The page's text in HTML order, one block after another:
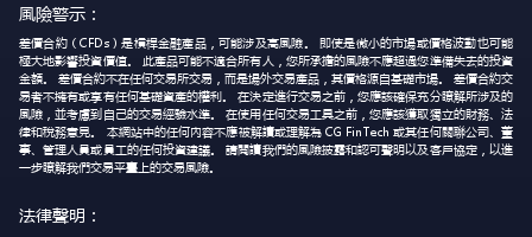
風險警示：
差價合約（CFDs）是槓桿金融產品，可能涉及高風險。 即使是微小的市場或價格波動也可能
極大地影響投資價值。 此產品可能不適合所有人，您所承擔的風險不應超過您準備失去的投資
金額。 差價合約不在任何交易所交易，而是場外交易產品，其價格源自基礎市場。 差價合約交
易者不擁有或享有任何基礎資產的權利。 在決定進行交易之前，您應該確保充分瞭解所涉及的
風險，並考慮到自己的交易經驗水準。 在使用任何交易工具之前，您應該獲取獨立的財務、法
律和稅務意見。 本網站中的任何內容不應被解讀或理解為 CG FinTech 或其任何關聯公司、董
事、管理人員或員工的任何投資建議。 請閱讀我們的風險披露和認可聲明以及客戶協定，以進
一步瞭解我們交易平臺上的交易風險。
法律聲明：